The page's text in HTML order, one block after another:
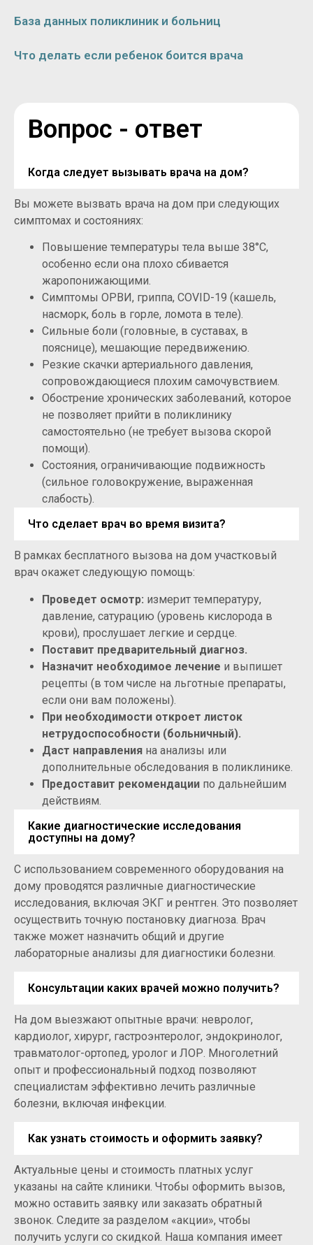
База данных поликлиник и больниц
Что делать если ребенок боится врача
Вопрос - ответ
Когда следует вызывать врача на дом?
Вы можете вызвать врача на дом при следующих
симптомах и состояниях:
Повышение температуры тела выше 38°C,
особенно если она плохо сбивается
жаропонижающими.
Симптомы ОРВИ, гриппа, COVID-19 (кашель,
насморк, боль в горле, ломота в теле).
Сильные боли (головные, в суставах, в
пояснице), мешающие передвижению.
Резкие скачки артериального давления,
сопровождающиеся плохим самочувствием.
Обострение хронических заболеваний, которое
не позволяет прийти в поликлинику
самостоятельно (не требует вызова скорой
помощи).
Состояния, ограничивающие подвижность
(сильное головокружение, выраженная
слабость).
Что сделает врач во время визита?
В рамках бесплатного вызова на дом участковый
врач окажет следующую помощь:
Проведет осмотр: измерит температуру,
давление, сатурацию (уровень кислорода в
крови), прослушает легкие и сердце.
Поставит предварительный диагноз.
Назначит необходимое лечение и выпишет
рецепты (в том числе на льготные препараты,
если они вам положены).
При необходимости откроет листок
нетрудоспособности (больничный).
Даст направления на анализы или
дополнительные обследования в поликлинике.
Предоставит рекомендации по дальнейшим
действиям.
Какие диагностические исследования
доступны на дому?
С использованием современного оборудования на
дому проводятся различные диагностические
исследования, включая ЭКГ и рентген. Это позволяет
осуществить точную постановку диагноза. Врач
также может назначить общий и другие
лабораторные анализы для диагностики болезни.
Консультации каких врачей можно получить?
На дом выезжают опытные врачи: невролог,
кардиолог, хирург, гастроэнтеролог, эндокринолог,
травматолог-ортопед, уролог и ЛОР. Многолетний
опыт и профессиональный подход позволяют
специалистам эффективно лечить различные
болезни, включая инфекции.
Как узнать стоимость и оформить заявку?
Актуальные цены и стоимость платных услуг
указаны на сайте клиники. Чтобы оформить вызов,
можно оставить заявку или заказать обратный
звонок. Следите за разделом «акции», чтобы
получить услуги со скидкой. Наша компания имеет